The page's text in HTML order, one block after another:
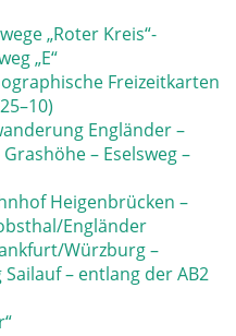
„Roter Kreis“-
„E“
Freizeitkarten
Engländer –
– Eselsweg –
Heigenbrücken –
Engländer
Würzburg –
– entlang der AB2